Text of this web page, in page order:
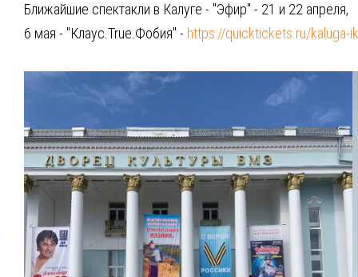
Ближайшие спектакли в Калуге - "Эфир" - 21 и 22 апреля,
6 мая - "Клаус.True.Фобия" - https://quicktickets.ru/kaluga-